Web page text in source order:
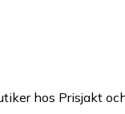
hos Prisjakt